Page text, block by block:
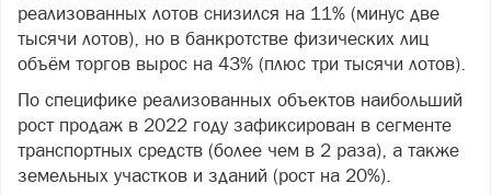
реализованных лотов снизился на 11% (минус две
тысячи лотов), но в банкротстве физических лиц
объём торгов вырос на 43% (плюс три тысячи лотов).
По специфике реализованных объектов наибольший
рост продаж в 2022 году зафиксирован в сегменте
транспортных средств (более чем в 2 раза), а также
земельных участков и зданий (рост на 20%).